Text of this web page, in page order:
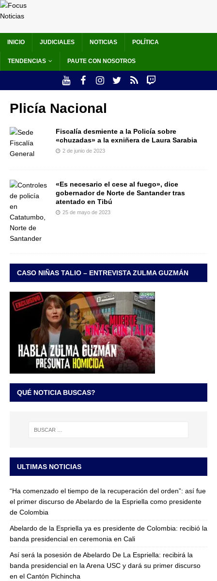
INICIO JUDICIALES NOTICIAS POLÍTICA
TENDENCIAS PAUTE CON NOSOTROS
Plicía Nacional
Fiscalía desmiente a la Policía sobre
«chuzadas» a la exniñera de Laura Sarabia
2 de junio de 2023
«Es necesario el cese al fuego», dice
gobernador de Norte de Santander tras
atentado en Tibú
25 de mayo de 2023
CASO NIÑAS TALIO – ENTREVISTA ZULMA GUZMÁN
QUÉ NOTICIA BUSCAS?
ULTIMAS NOTICIAS
“Ha comenzado el tiempo de la recuperación del orden”: así fue
el primer discurso de Abelardo de la Espriella como presidente
de Colombia
Abelardo de la Espriella ya es presidente de Colombia: recibió la
banda presidencial en ceremonia en Cali
Así será la posesión de Abelardo De La Espriella: recibirá la
banda presidencial en la Arena USC y dará su primer discurso
en el Cantón Pichincha